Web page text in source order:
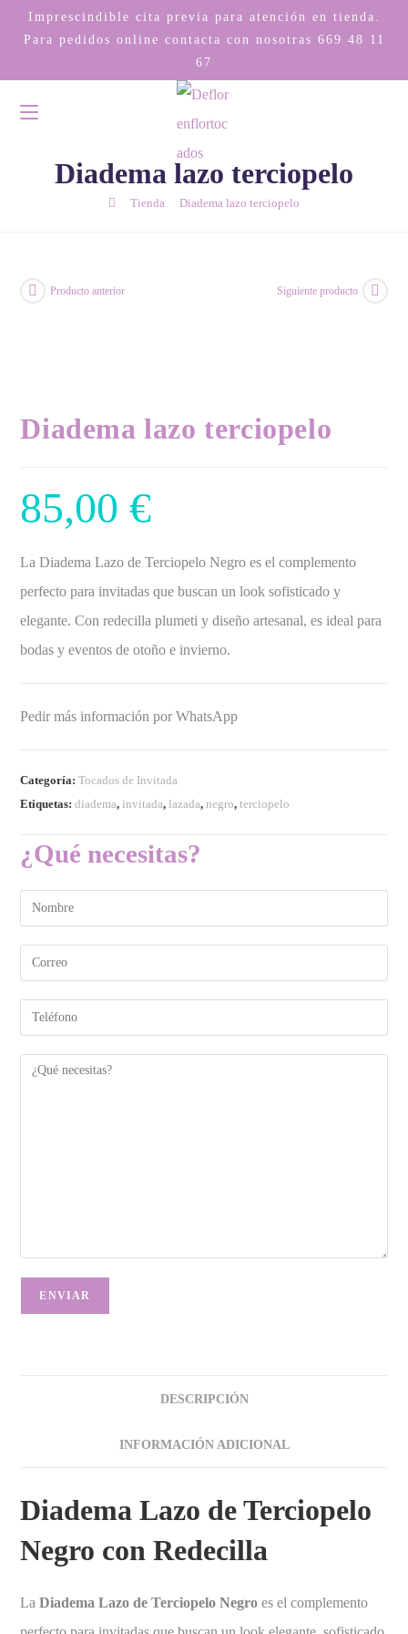
Imprescindible cita previa para atención en tienda.
Para pedidos online contacta con nosotras 669 48 11
67
Diadema lazo terciopelo
Tienda Diadema lazo terciopelo
Producto anterior Siguiente producto
Diadema lazo terciopelo
85,00€
La Diadema Lazo de Terciopelo Negro es el complemento
perfecto para invitadas que buscan un look sofisticado y
elegante. Con redecilla plumeti y diseño artesanal, es ideal para
bodas y eventos de otoño e invierno.
Pedir más información por WhatsApp
Categoría:Tocados de Invitada
Etiquetas:diadema, invitada,lazada,negro,terciopelo
¿Qué necesitas?
DESCRIPCIÓN
INFORMACIÓN ADICIONAL
Diadema Lazo de Terciopelo
Negro con Redecilla
LaDiadema Lazo de Terciopelo Negro es el complemento